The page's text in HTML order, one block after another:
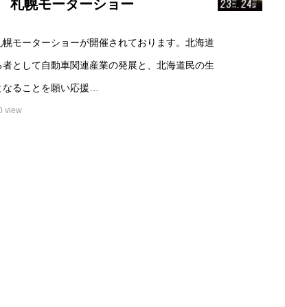
札幌モーターショー
モーターショーが開催されております。北海道
として自動車関連産業の発展と、北海道民の生
ることを願い応援…
view